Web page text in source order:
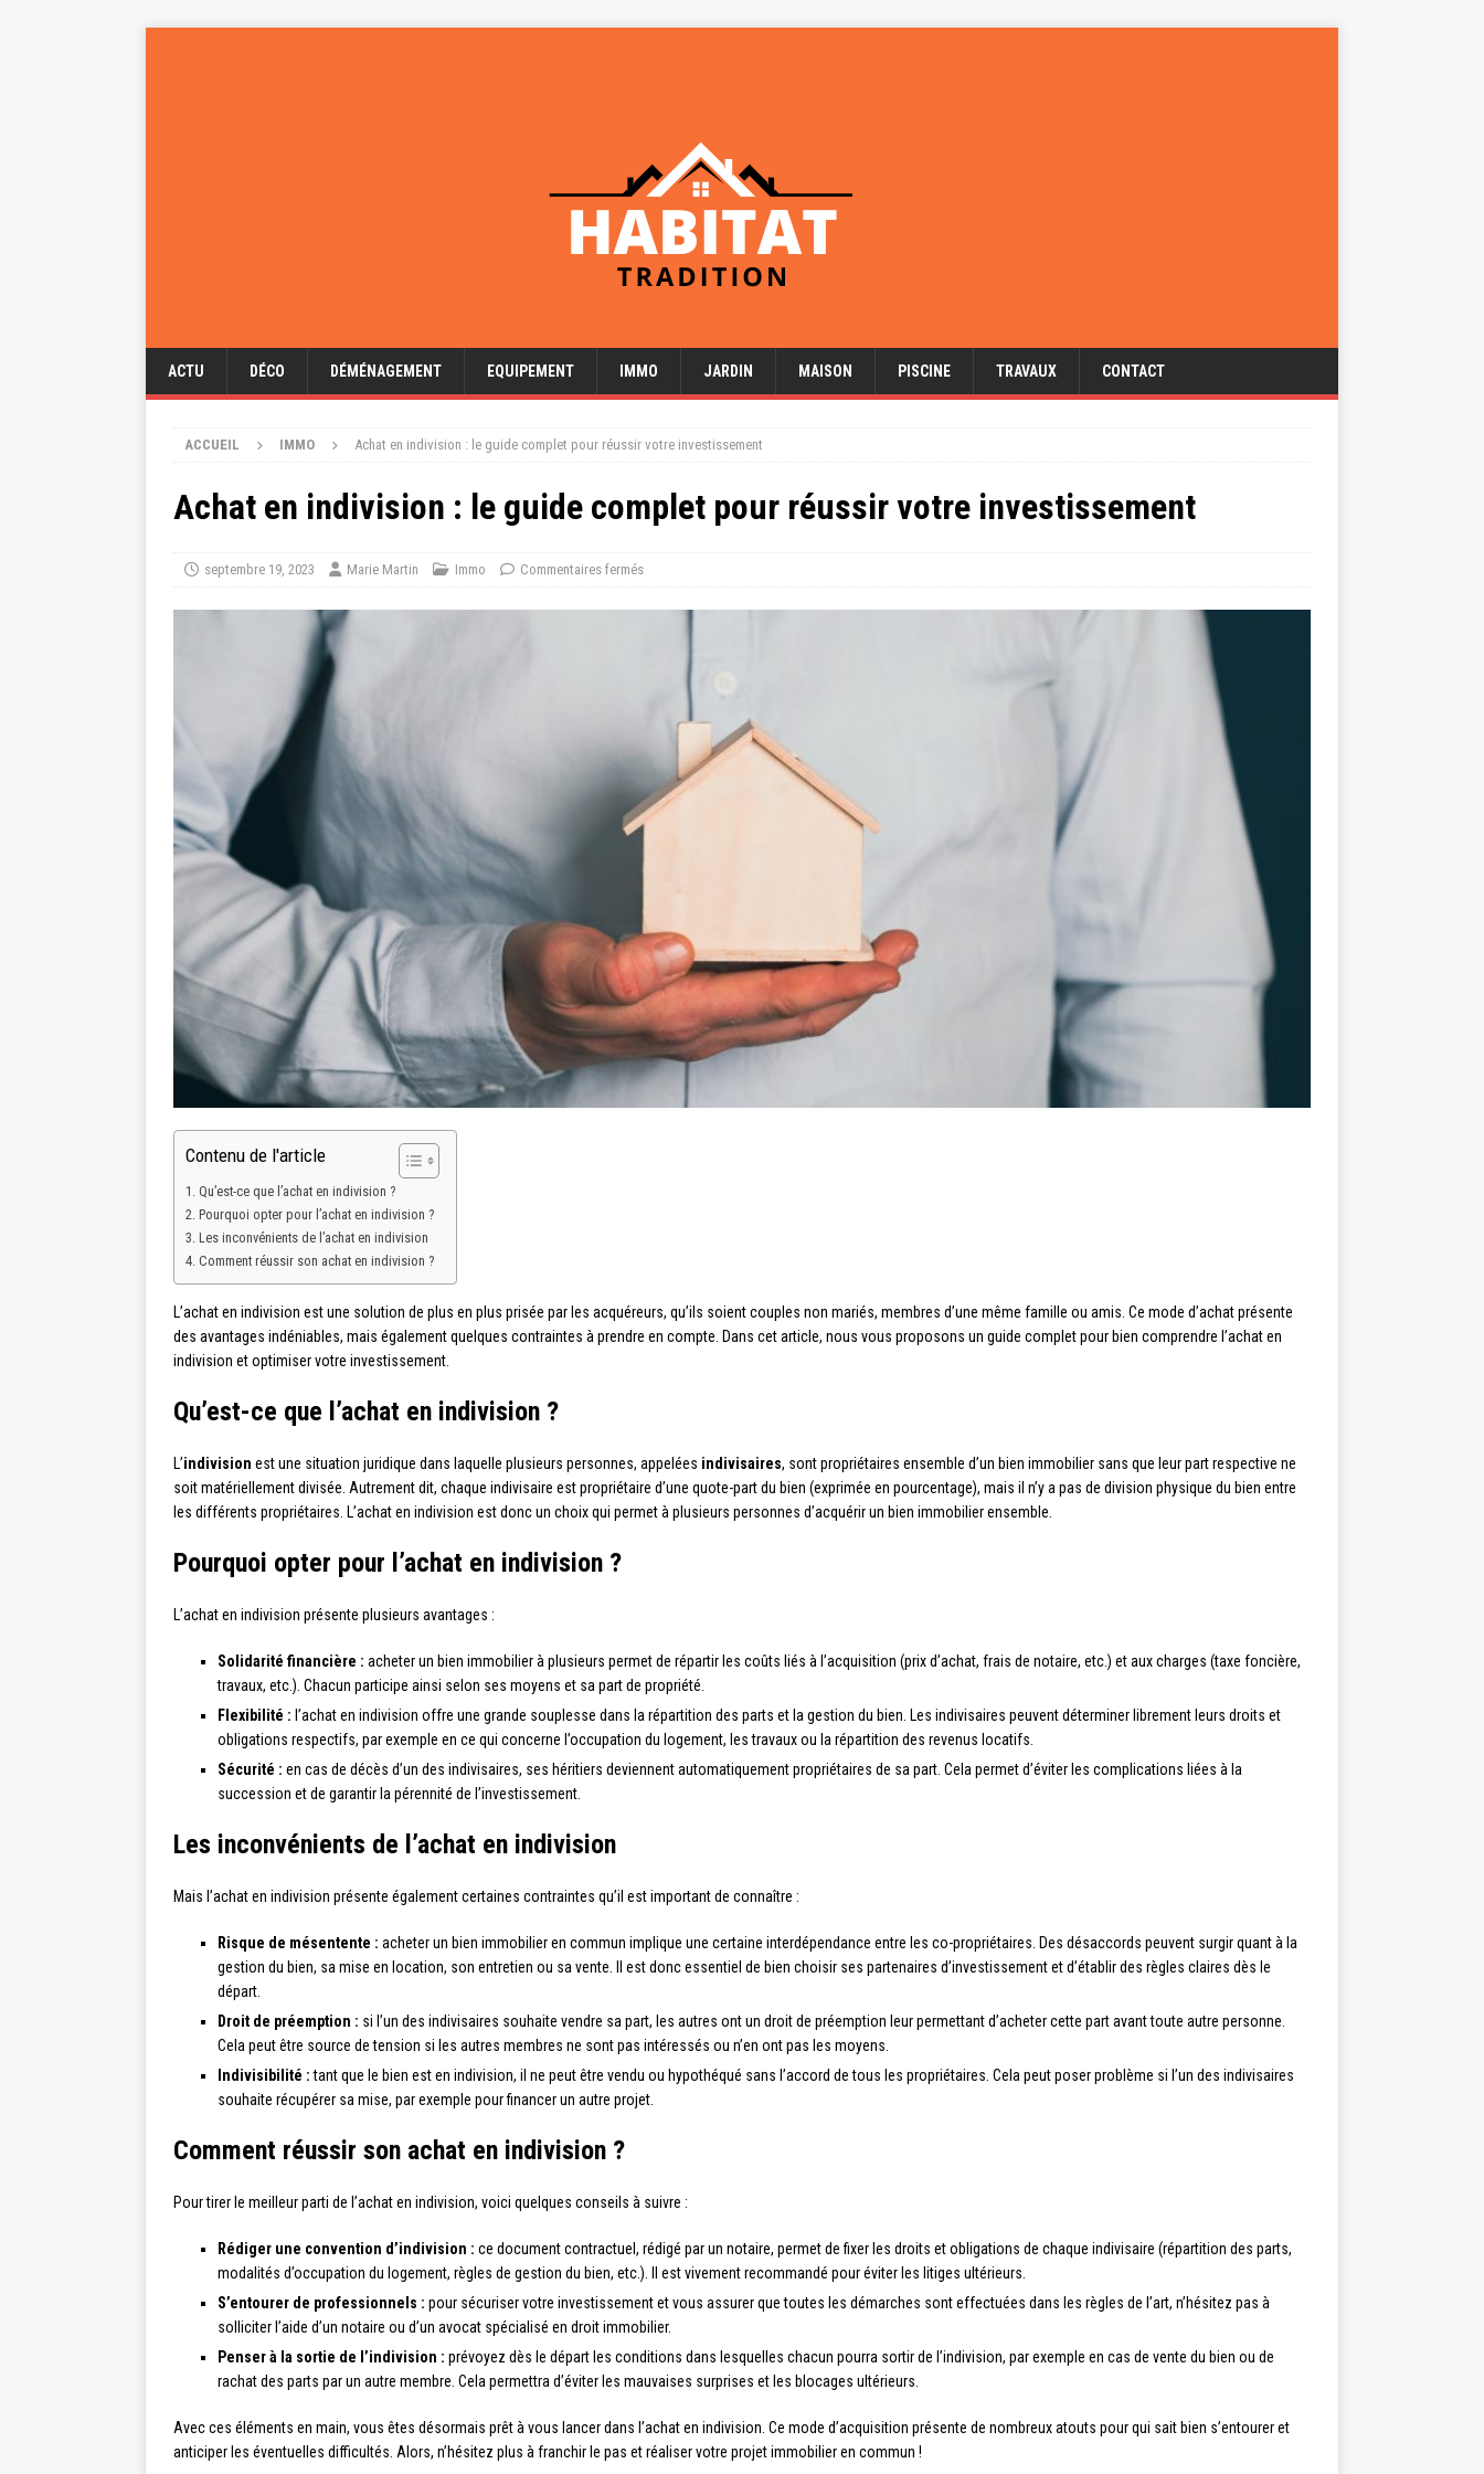
ACTU DÉCO DÉMÉNAGEMENT EQUIPEMENT IMMO JARDIN MAISON PISCINE TRAVAUX CONTACT
ACCUEIL IMMO Achat en indivision : le guide complet pour réussir votre investissement
Achat en indivision : le guide complet pour réussir votre investissement
septembre 19, 2023 Marie Martin Immo Commentaires fermés
Contenu de l'article
Qu’est-ce que l’achat en indivision ?
Pourquoi opter pour l’achat en indivision ?
Les inconvénients de l’achat en indivision
Comment réussir son achat en indivision ?
L’achat en indivision est une solution de plus en plus prisée par les acquéreurs, qu’ils soient couples non mariés, membres d’une même famille ou amis. Ce mode d’achat présente
des avantages indéniables, mais également quelques contraintes à prendre en compte. Dans cet article, nous vous proposons un guide complet pour bien comprendre l’achat en
indivision et optimiser votre investissement.
Qu’est-ce que l’achat en indivision ?
L’indivision est une situation juridique dans laquelle plusieurs personnes, appelées indivisaires, sont propriétaires ensemble d’un bien immobilier sans que leur part respective ne
soit matériellement divisée. Autrement dit, chaque indivisaire est propriétaire d’une quote-part du bien (exprimée en pourcentage), mais il n’y a pas de division physique du bien entre
les différents propriétaires. L’achat en indivision est donc un choix qui permet à plusieurs personnes d’acquérir un bien immobilier ensemble.
Pourquoi opter pour l’achat en indivision ?
L’achat en indivision présente plusieurs avantages :
Solidarité financière : acheter un bien immobilier à plusieurs permet de répartir les coûts liés à l’acquisition (prix d’achat, frais de notaire, etc.) et aux charges (taxe foncière,
travaux, etc.). Chacun participe ainsi selon ses moyens et sa part de propriété.
Flexibilité : l’achat en indivision offre une grande souplesse dans la répartition des parts et la gestion du bien. Les indivisaires peuvent déterminer librement leurs droits et
obligations respectifs, par exemple en ce qui concerne l’occupation du logement, les travaux ou la répartition des revenus locatifs.
Sécurité : en cas de décès d’un des indivisaires, ses héritiers deviennent automatiquement propriétaires de sa part. Cela permet d’éviter les complications liées à la
succession et de garantir la pérennité de l’investissement.
Les inconvénients de l’achat en indivision
Mais l’achat en indivision présente également certaines contraintes qu’il est important de connaître :
Risque de mésentente : acheter un bien immobilier en commun implique une certaine interdépendance entre les co-propriétaires. Des désaccords peuvent surgir quant à la
gestion du bien, sa mise en location, son entretien ou sa vente. Il est donc essentiel de bien choisir ses partenaires d’investissement et d’établir des règles claires dès le
départ.
Droit de préemption : si l’un des indivisaires souhaite vendre sa part, les autres ont un droit de préemption leur permettant d’acheter cette part avant toute autre personne.
Cela peut être source de tension si les autres membres ne sont pas intéressés ou n’en ont pas les moyens.
Indivisibilité :tant que le bien est en indivision, il ne peut être vendu ou hypothéqué sans l’accord de tous les propriétaires. Cela peut poser problème si l’un des indivisaires
souhaite récupérer sa mise, par exemple pour financer un autre projet.
Comment réussir son achat en indivision ?
Pour tirer le meilleur parti de l’achat en indivision, voici quelques conseils à suivre :
Rédiger une convention d’indivision : ce document contractuel, rédigé par un notaire, permet de fixer les droits et obligations de chaque indivisaire (répartition des parts,
modalités d’occupation du logement, règles de gestion du bien, etc.). Il est vivement recommandé pour éviter les litiges ultérieurs.
S’entourer de professionnels : pour sécuriser votre investissement et vous assurer que toutes les démarches sont effectuées dans les règles de l’art, n’hésitez pas à
solliciter l’aide d’un notaire ou d’un avocat spécialisé en droit immobilier.
Penser à la sortie de l’indivision : prévoyez dès le départ les conditions dans lesquelles chacun pourra sortir de l’indivision, par exemple en cas de vente du bien ou de
rachat des parts par un autre membre. Cela permettra d’éviter les mauvaises surprises et les blocages ultérieurs.
Avec ces éléments en main, vous êtes désormais prêt à vous lancer dans l’achat en indivision. Ce mode d’acquisition présente de nombreux atouts pour qui sait bien s’entourer et
anticiper les éventuelles difficultés. Alors, n’hésitez plus à franchir le pas et réaliser votre projet immobilier en commun !